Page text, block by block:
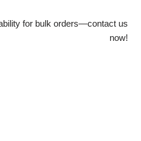
for bulk orders—contact us
now!